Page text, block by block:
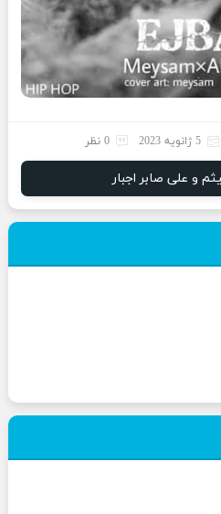
5 ژانویه 2023 0 نظر
و علی صابر اجبار